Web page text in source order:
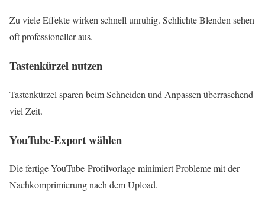
Zu viele Effekte wirken schnell unruhig. Schlichte Blenden sehen
oft professioneller aus.
Tastenkürzel nutzen
Tastenkürzel sparen beim Schneiden und Anpassen überraschend
viel Zeit.
YouTube-Export wählen
Die fertige YouTube-Profilvorlage minimiert Probleme mit der
Nachkomprimierung nach dem Upload.